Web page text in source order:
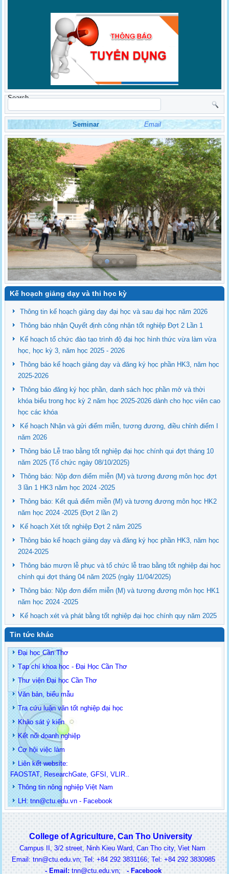
Search
Seminar Email
Kế hoạch giảng dạy và thi học kỳ
Thông tin kế hoạch giảng dạy đại học và sau đại học năm 2026
Thông báo nhận Quyết định công nhận tốt nghiệp Đợt 2 Lần 1
Kế hoạch tổ chức đào tạo trình độ đại học hình thức vừa làm vừa
học, học kỳ 3, năm học 2025 - 2026
Thông báo kế hoạch giảng dạy và đăng ký học phần HK3, năm học
2025-2026
Thông báo đăng ký học phần, danh sách học phần mở và thời
khóa biểu trong học kỳ 2 năm học 2025-2026 dành cho học viên cao
học các khóa
Kế hoạch Nhận và gửi điểm miễn, tương đương, điều chỉnh điểm I
năm 2026
Thông báo Lễ trao bằng tốt nghiệp đại học chính qui đợt tháng 10
năm 2025 (Tổ chức ngày 08/10/2025)
Thông báo: Nộp đơn điểm miễn (M) và tương đương môn học đợt
3 lần 1 HK3 năm học 2024 -2025
Thông báo: Kết quả điểm miễn (M) và tương đương môn học HK2
năm học 2024 -2025 (Đợt 2 lần 2)
Kế hoạch Xét tốt nghiệp Đợt 2 năm 2025
Thông báo kế hoạch giảng dạy và đăng ký học phần HK3, năm học
2024-2025
Thông báo mượn lễ phục và tổ chức lễ trao bằng tốt nghiệp đại học
chính qui đợt tháng 04 năm 2025 (ngày 11/04/2025)
Thông báo: Nộp đơn điểm miễn (M) và tương đương môn học HK1
năm học 2024 -2025
Kế hoạch xét và phát bằng tốt nghiệp đại học chính quy năm 2025
Tin tức khác
Đại học Cần Thơ
Tạp chí khoa học - Đại Học Cần Thơ
Thư viện Đại học Cần Thơ
Văn bản, biểu mẫu
Tra cứu luận văn tốt nghiệp đại học
Khảo sát ý kiến
Kết nối doanh nghiệp
Cơ hội việc làm
Liên kết website:
FAOSTAT
ResearchGate ,GFSI ,VLIR
Thông tin nông nghiệp Việt Nam
LH: tnn@ctu.edu.vn - Facebook
College of Agriculture, Can Tho University
II, 3/2 street, Ninh Kieu Ward, Can Tho city, Viet Nam
tnn@ctu.edu.vn; Tel: +84 292 3831166; Tel: +84 292 3830985
- Email: tnn@ctu.edu.vn;- Facebook